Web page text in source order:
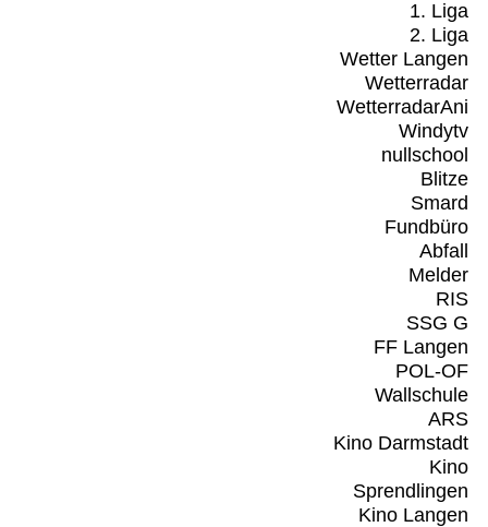
1. Liga
2. Liga
Wetter Langen
Wetterradar
WetterradarAni
Windytv
nullschool
Blitze
Smard
Fundbüro
Abfall
Melder
RIS
SSG G
FF Langen
POL-OF
Wallschule
ARS
Kino Darmstadt
Kino
Sprendlingen
Kino Langen